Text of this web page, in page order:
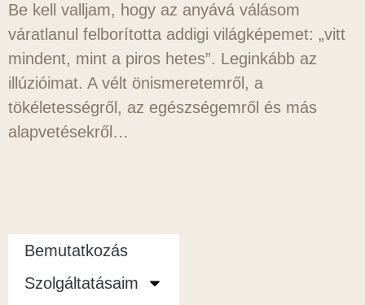
Be kell valljam, hogy az anyává válásom
váratlanul felborította addigi világképemet: „vitt
mindent, mint a piros hetes”. Leginkább az
illúzióimat. A vélt önismeretemről, a
tökéletességről, az egészségemről és más
alapvetésekről…
Bemutatkozás
Szolgáltatásaim